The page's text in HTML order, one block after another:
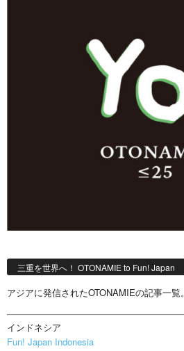
三重を世界へ！ OTONAMIE to Fun! Japan
アジアに発信されたOTONAMIEの記事一覧。
インドネシア
Fun! Japan Indonesia